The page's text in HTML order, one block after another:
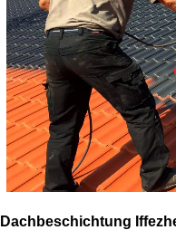
Dachbeschichtung